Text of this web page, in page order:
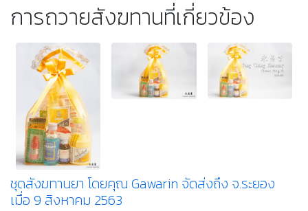
การถวายสังฆทานที่เกี่ยวข้อง
ชุดสังฆทานยา โดยคุณ Gawarin จัดส่งถึง จ.ระยอง
เมื่อ 9 สิงหาคม 2563